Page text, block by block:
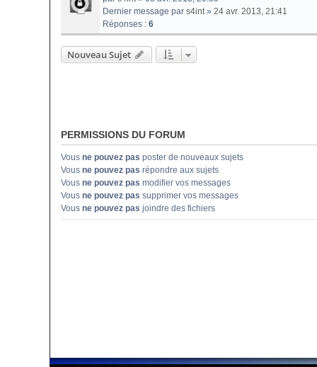
Dernier message par s4int» 24 avr. 2013, 21:41
Réponses : 6
Nouveau Sujet
PERMISSIONS DU FORUM
Vous ne pouvez pas poster de nouveaux sujets
Vous ne pouvez pas répondre aux sujets
Vous ne pouvez pas modifier vos messages
Vous ne pouvez pas supprimer vos messages
Vous ne pouvez pas joindre des fichiers